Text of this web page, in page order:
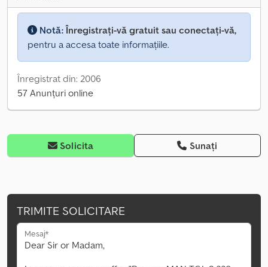
Notă:Înregistrați-vă gratuit sau conectați-vă,
pentru a accesa toate informațiile.
Înregistrat din: 2006
57 Anunțuri online
Solicita Sunați
TRIMITE SOLICITARE
Mesaj*